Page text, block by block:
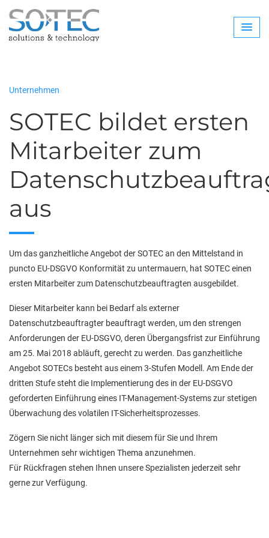
Unternehmen
SOTEC bildet ersten
Mitarbeiter zum
aus
Um das ganzheitliche Angebot der SOTEC an den Mittelstand in
puncto EU-DSGVO Konformität zu untermauern, hat SOTEC einen
ersten Mitarbeiter zum Datenschutzbeauftragten ausgebildet.
Dieser Mitarbeiter kann bei Bedarf als externer
Datenschutzbeauftragter beauftragt werden, um den strengen
Anforderungen der EU-DSGVO, deren Übergangsfrist zur Einführung
am 25. Mai 2018 abläuft, gerecht zu werden. Das ganzheitliche
Angebot SOTECs besteht aus einem 3-Stufen Modell. Am Ende der
dritten Stufe steht die Implementierung des in der EU-DSGVO
geforderten Einführung eines IT-Management-Systems zur stetigen
Überwachung des volatilen IT-Sicherheitsprozesses.
Zögern Sie nicht länger sich mit diesem für Sie und Ihrem
Unternehmen sehr wichtigen Thema anzunehmen.
Für Rückfragen stehen Ihnen unsere Spezialisten jederzeit sehr
gerne zur Verfügung.